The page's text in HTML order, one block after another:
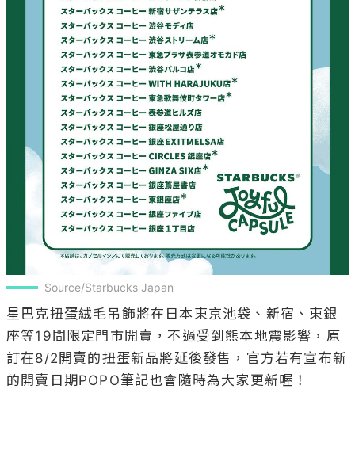
Source/Starbucks Japan
星巴克扭蛋絨毛吊飾將在日本東京池袋、新宿、東銀
座等19間限定門市開賣，不過受到熊本地震影響，原
訂在8/2開賣的扭蛋新品將延後發售，官方若有宣布新
的開賣日期POPO筆記也會隨時為大家更新喔！